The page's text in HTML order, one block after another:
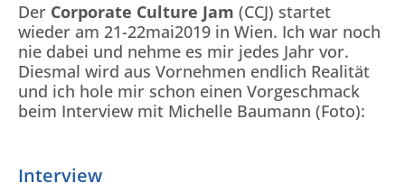
Der Corporate Culture Jam (CCJ) startet
wieder am 21-22mai2019 in Wien. Ich war noch
nie dabei und nehme es mir jedes Jahr vor.
Diesmal wird aus Vornehmen endlich Realität
und ich hole mir schon einen Vorgeschmack
beim Interview mit Michelle Baumann (Foto):
Interview